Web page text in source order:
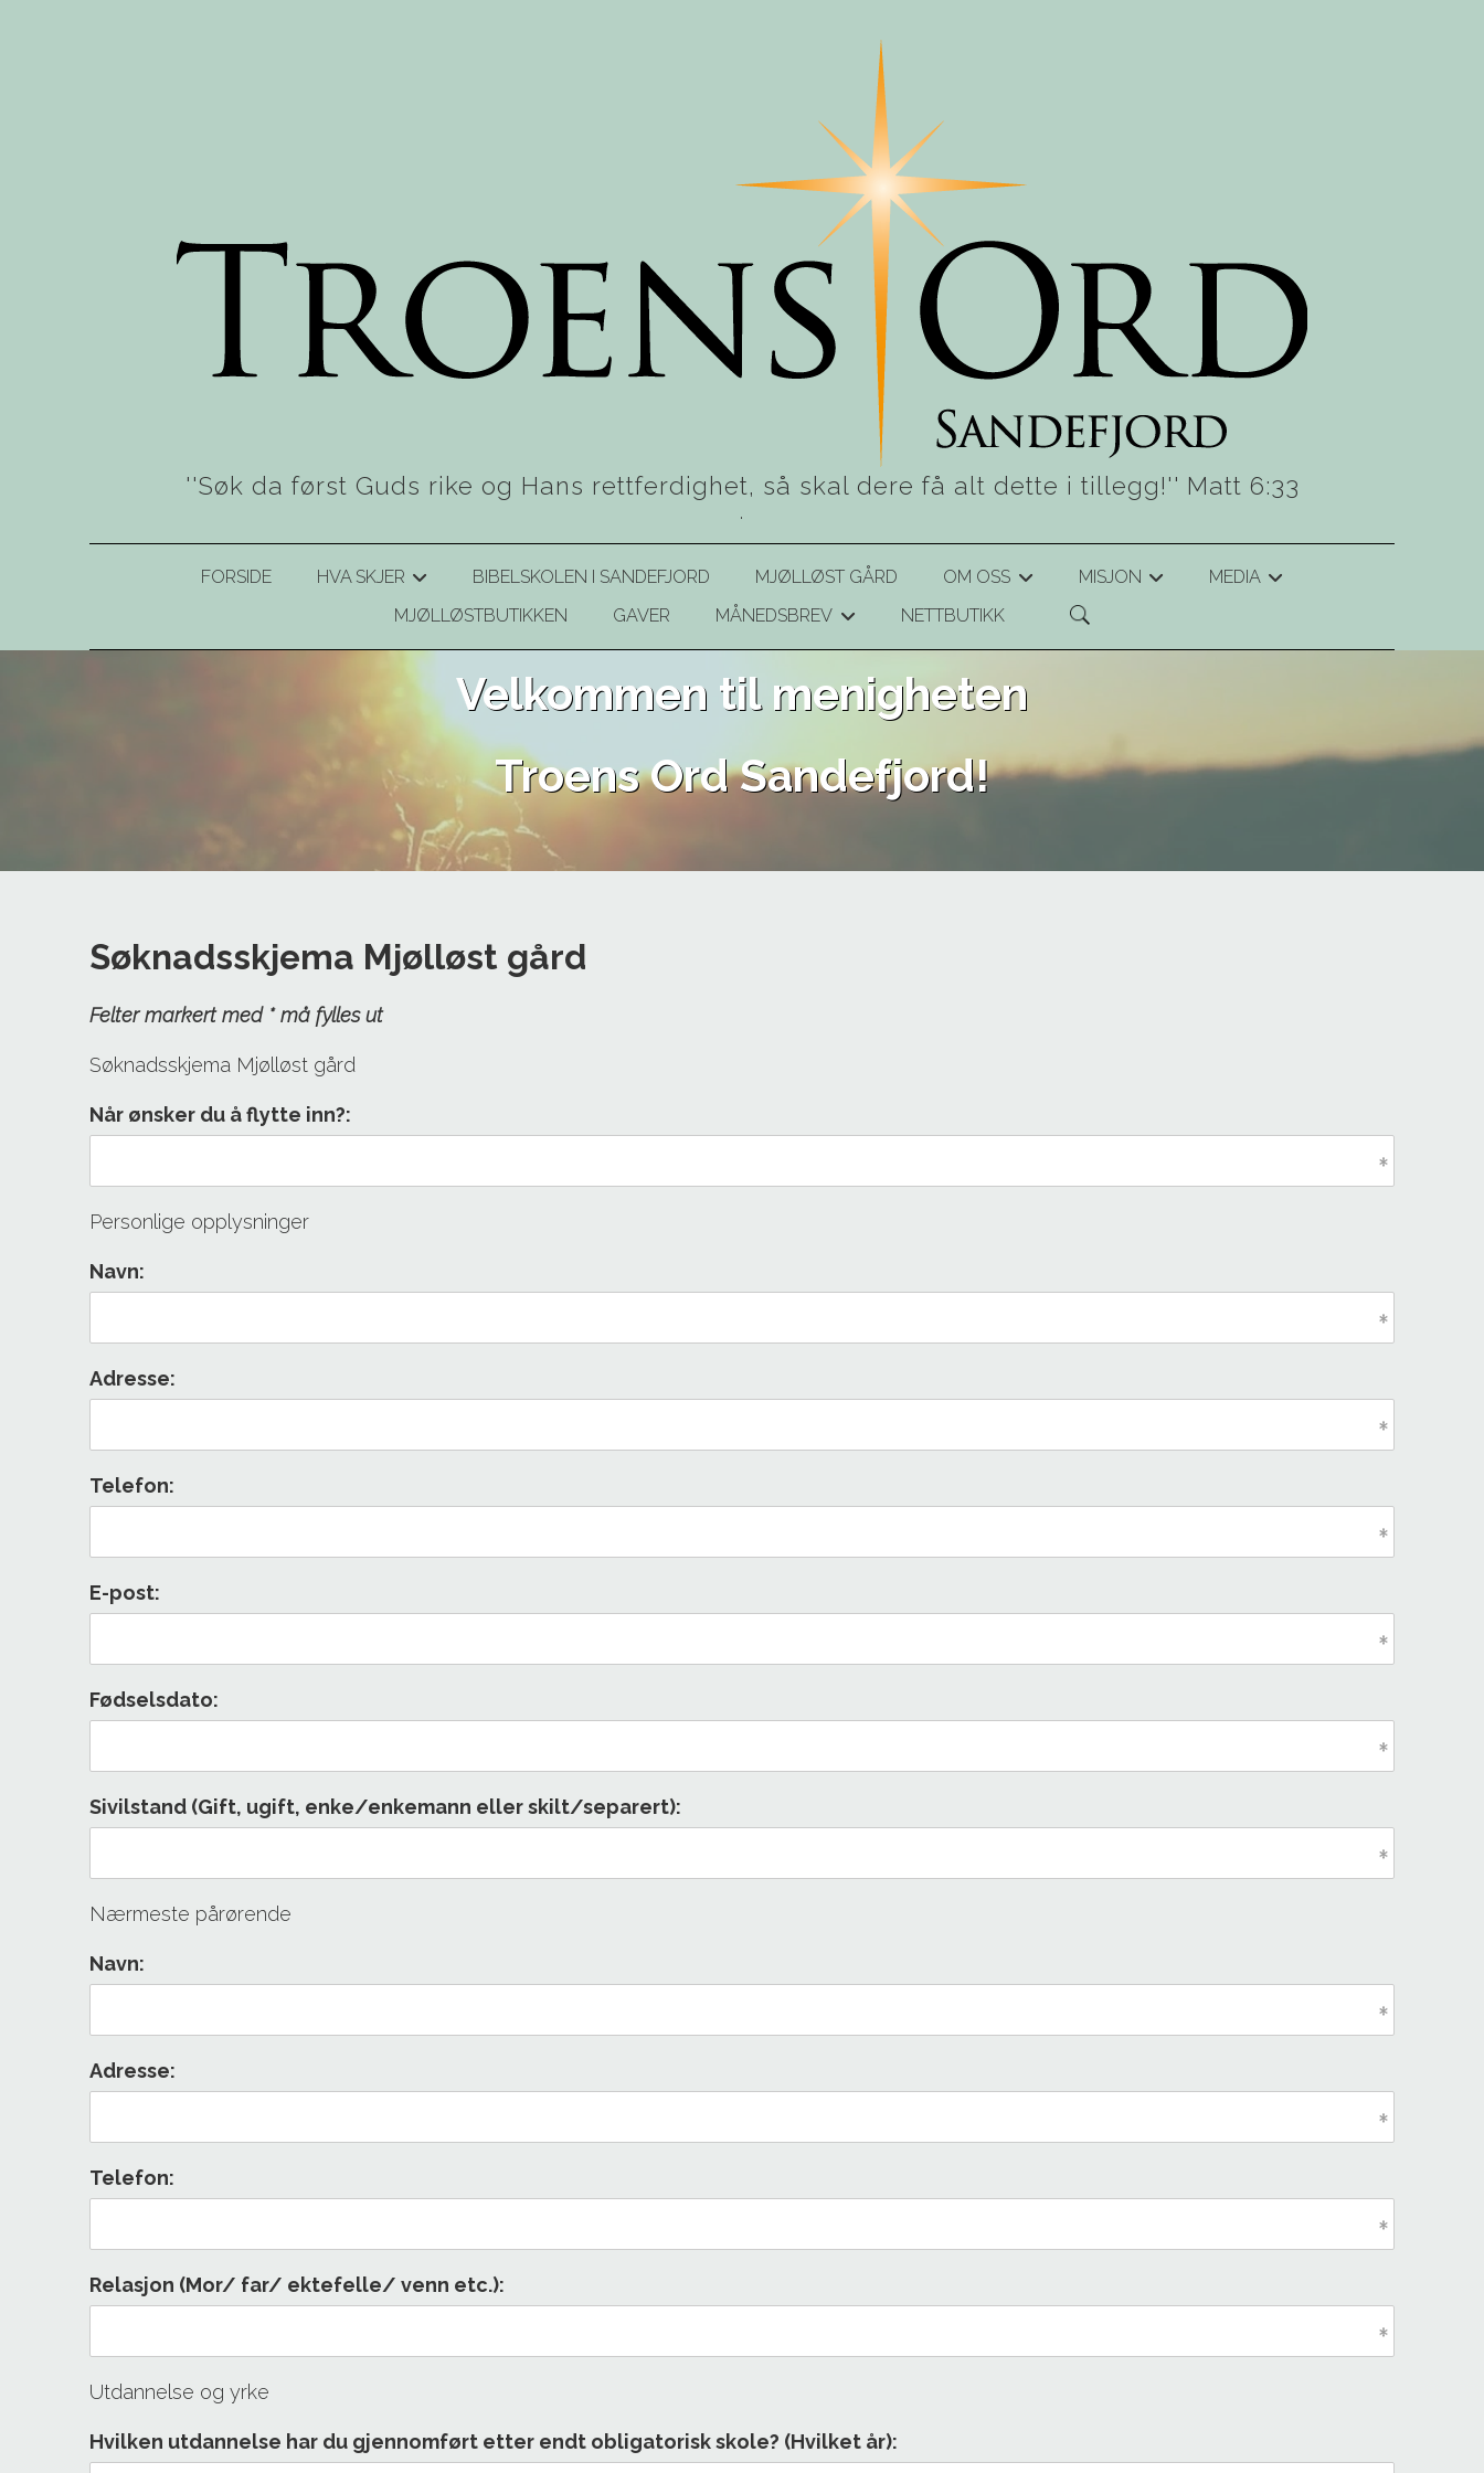
''Søk da først Guds rike og Hans rettferdighet, så skal dere få alt dette i tillegg!'' Matt 6:33
.
FORSIDE HVA SKJER BIBELSKOLEN I SANDEFJORD MJØLLØST GÅRD OM OSS MISJON
MEDIA
MJØLLØSTBUTIKKEN
GAVER MÅNEDSBREV NETTBUTIKK
Velkommen til menigheten
Troens Ord Sandefjord!
Søknadsskjema Mjølløst gård
Felter markert med * må fylles ut
Søknadsskjema Mjølløst gård
Når ønsker du å flytte inn?:
Personlige opplysninger
Navn:
Adresse:
Telefon:
E-post:
Fødselsdato:
Sivilstand (Gift, ugift, enke/enkemann eller skilt/separert):
Nærmeste pårørende
Navn:
Adresse:
Telefon:
Relasjon (Mor/ far/ ektefelle/ venn etc.):
Utdannelse og yrke
Hvilken utdannelse har du gjennomført etter endt obligatorisk skole? (Hvilket år):